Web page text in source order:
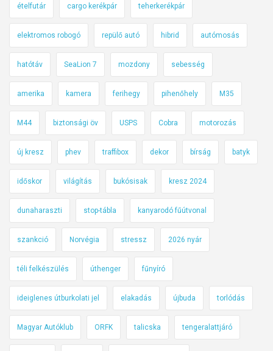
ételfutár cargo kerékpár teherkerékpár
elektromos robogó repülő autó hibrid autómosás
hatótáv SeaLion 7 mozdony sebesség
amerika kamera ferihegy pihenőhely M35
M44 biztonsági öv USPS Cobra motorozás
új kresz phev traffibox dekor bírság batyk
időskor világítás bukósisak kresz 2024
dunaharaszti stop-tábla kanyarodó fűútvonal
szankció Norvégia stressz 2026 nyár
téli felkészülés úthenger fűnyíró
ideiglenes útburkolati jel elakadás újbuda torlódás
Magyar Autóklub ORFK talicska tengeralattjáró